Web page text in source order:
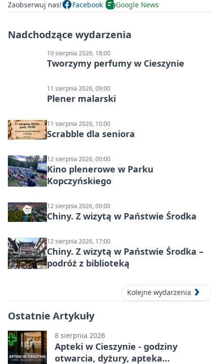
Zaobserwuj nas! Facebook Google News
Nadchodzące wydarzenia
10 sierpnia 2026, 18:00
Tworzymy perfumy w Cieszynie
11 sierpnia 2026, 09:00
Plener malarski
11 sierpnia 2026, 10:00
Scrabble dla seniora
12 sierpnia 2026, 00:00
Kino plenerowe w Parku
Kopczyńskiego
12 sierpnia 2026, 00:00
Chiny. Z wizytą w Państwie Środka
12 sierpnia 2026, 17:00
Chiny. Z wizytą w Państwie Środka –
podróż z biblioteką
Kolejne wydarzenia
Ostatnie Artykuły
8 sierpnia 2026
Apteki w Cieszynie - godziny
otwarcia, dyżury, apteka